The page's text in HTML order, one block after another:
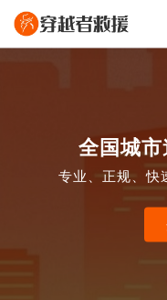
全国城
专业、正规、快